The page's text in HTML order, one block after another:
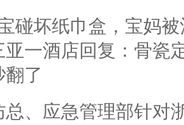
碰坏纸巾盒，宝妈
亚一酒店回复：骨瓷
翻了
总、应急管理部针对